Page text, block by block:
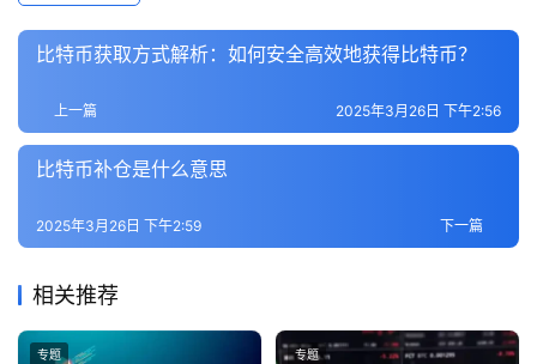
比特币获取方式解析：如何安全高效地获得比特币？
上一篇 2025年3月26日 下午2:56
比特币补仓是什么意思
下一篇
2025年3月26日 下午2:59
相关推荐
专题 专题